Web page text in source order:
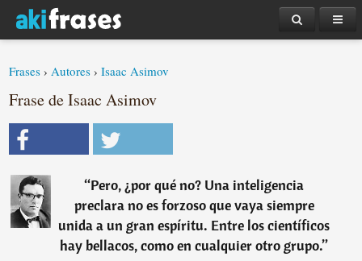
Frases ›Autores ›Isaac Asimov
Frase de Isaac Asimov
“Pero, ¿por qué no? Una inteligencia
preclara no es forzoso que vaya siempre
unida a un gran espíritu. Entre los científicos
hay bellacos, como en cualquier otro grupo.”